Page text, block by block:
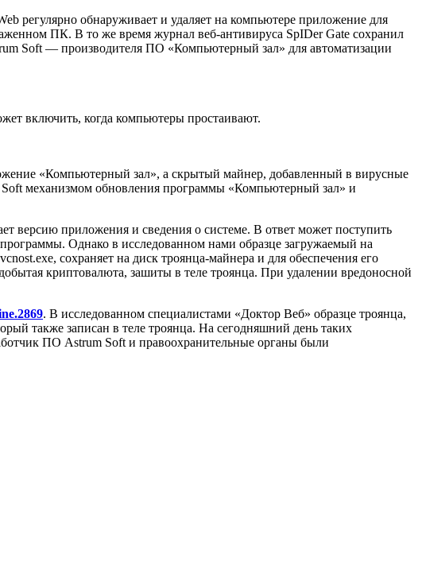
регулярно обнаруживает и удаляет на компьютере приложение для
ПК. В то же время журнал веб-антивируса SpIDer Gate сохранил
Soft — производителя ПО «Компьютерный зал» для автоматизации
включить, когда компьютеры простаивают.
«Компьютерный зал», а скрытый майнер, добавленный в вирусные
Soft механизмом обновления программы «Компьютерный зал» и
версию приложения и сведения о системе. В ответ может поступить
Однако в исследованном нами образце загружаемый на
сохраняет на диск троянца-майнера и для обеспечения его
криптовалюта, зашиты в теле троянца. При удалении вредоносной
. В исследованном специалистами «Доктор Веб» образце троянца,
также записан в теле троянца. На сегодняшний день таких
ПО Astrum Soft и правоохранительные органы были